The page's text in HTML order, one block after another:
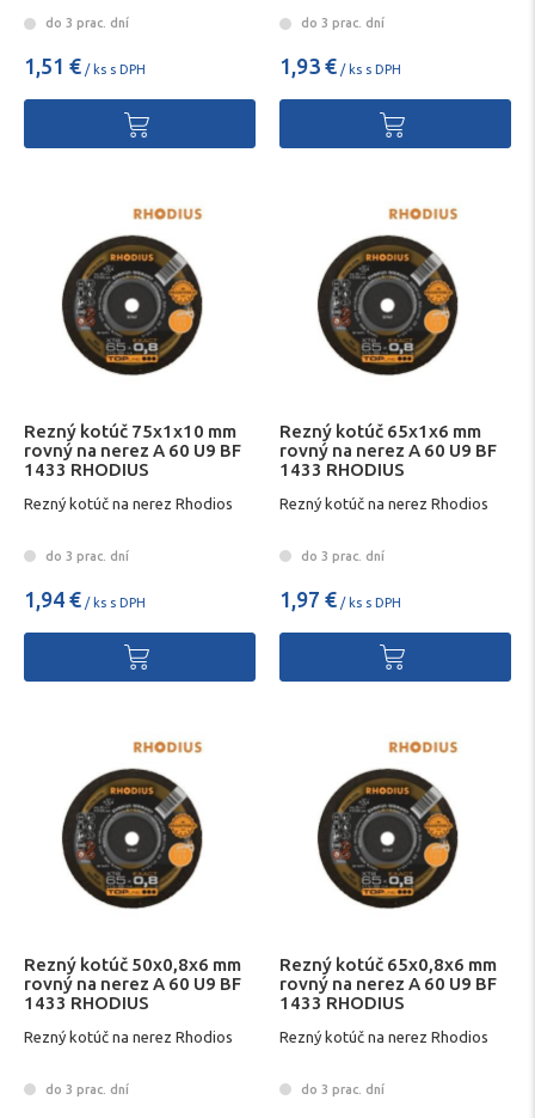
do 3 prac. dní
1,51 € / ks s DPH
do 3 prac. dní
1,93 € / ks s DPH
Rezný kotúč 75x1x10 mm
rovný na nerez A 60 U9 BF
1433 RHODIUS
Rezný kotúč na nerez Rhodios
do 3 prac. dní
1,94 € / ks s DPH
Rezný kotúč 65x1x6 mm
rovný na nerez A 60 U9 BF
1433 RHODIUS
Rezný kotúč na nerez Rhodios
do 3 prac. dní
1,97 € / ks s DPH
Rezný kotúč 50x0,8x6 mm
rovný na nerez A 60 U9 BF
1433 RHODIUS
Rezný kotúč na nerez Rhodios
do 3 prac. dní
Rezný kotúč 65x0,8x6 mm
rovný na nerez A 60 U9 BF
1433 RHODIUS
Rezný kotúč na nerez Rhodios
do 3 prac. dní